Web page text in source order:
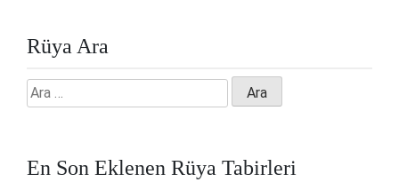
Rüya Ara
Arama:
En Son Eklenen Rüya Tabirleri